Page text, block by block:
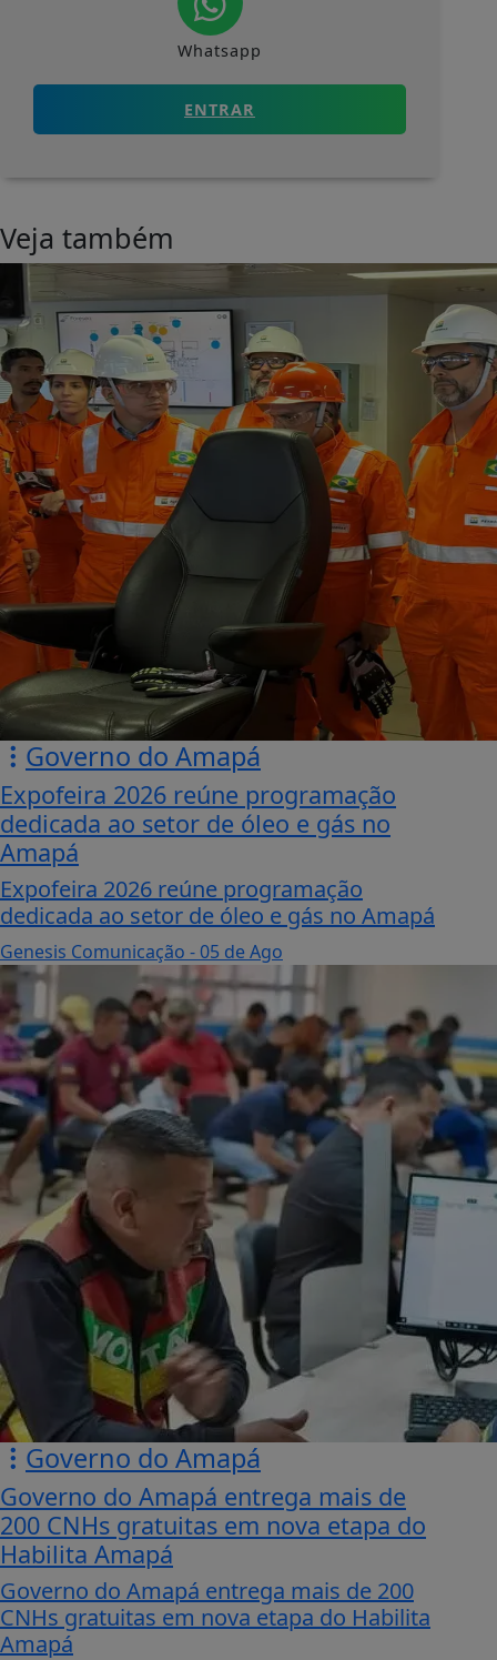
Whatsapp
ENTRAR
Veja também
Governo do Amapá
Expofeira 2026 reúne programação
dedicada ao setor de óleo e gás no
Amapá
Expofeira 2026 reúne programação
dedicada ao setor de óleo e gás no Amapá
Genesis Comunicação - 05 de Ago
Governo do Amapá
Governo do Amapá entrega mais de
200 CNHs gratuitas em nova etapa do
Habilita Amapá
Governo do Amapá entrega mais de 200
CNHs gratuitas em nova etapa do Habilita
Amapá